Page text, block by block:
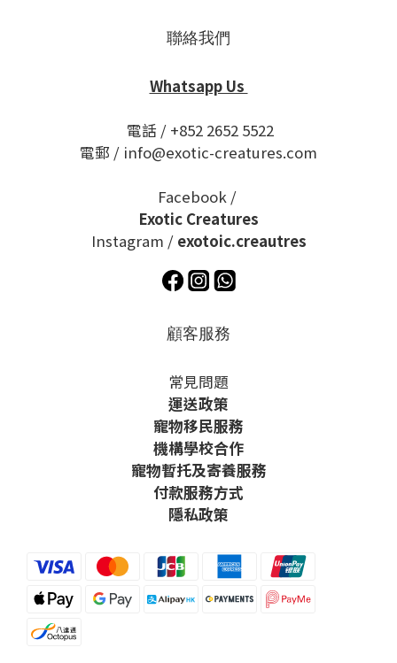
聯絡我們
Whatsapp Us
電話 / +852 2652 5522
電郵 / info@exotic-creatures.com
Facebook /
Exotic Creatures
Instagram / exotoic.creautres
顧客服務
常見問題
運送政策
寵物移民服務
機構學校合作
寵物暫托及寄養服務
付款服務方式
隱私政策